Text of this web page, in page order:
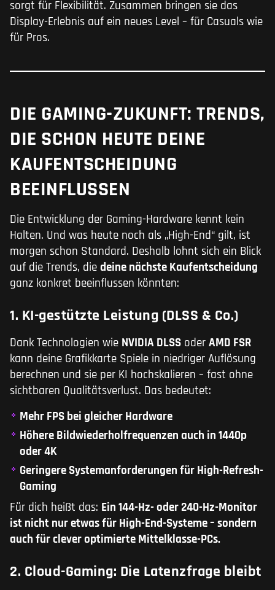
sorgt für Flexibilität. Zusammen bringen sie das
Display-Erlebnis auf ein neues Level – für Casuals wie
für Pros.
DIE GAMING-ZUKUNFT: TRENDS,
DIE SCHON HEUTE DEINE
KAUFENTSCHEIDUNG
BEEINFLUSSEN
Die Entwicklung der Gaming-Hardware kennt kein
Halten. Und was heute noch als „High-End“ gilt, ist
morgen schon Standard. Deshalb lohnt sich ein Blick
auf die Trends, die deine nächste Kaufentscheidung
ganz konkret beeinflussen könnten:
1. KI-gestützte Leistung (DLSS & Co.)
Dank Technologien wie NVIDIA DLSS oder AMD FSR
kann deine Grafikkarte Spiele in niedriger Auflösung
berechnen und sie per KI hochskalieren – fast ohne
sichtbaren Qualitätsverlust. Das bedeutet:
Mehr FPS bei gleicher Hardware
Höhere Bildwiederholfrequenzen auch in 1440p
oder 4K
Geringere Systemanforderungen für High-Refresh-
Gaming
Für dich heißt das: Ein 144-Hz- oder 240-Hz-Monitor
ist nicht nur etwas für High-End-Systeme – sondern
auch für clever optimierte Mittelklasse-PCs.
2. Cloud-Gaming: Die Latenzfrage bleibt